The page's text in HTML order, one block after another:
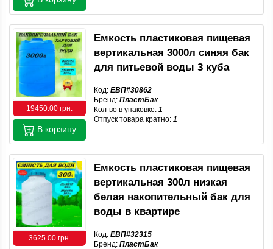
19450.00 грн.
Емкость пластиковая пищевая
вертикальная 3000л синяя бак
для питьевой воды 3 куба
Код: ЕВП#30862
Бренд: ПластБак
Кол-во в упаковке: 1
Отпуск товара кратно: 1
В корзину
3625.00 грн.
Емкость пластиковая пищевая
вертикальная 300л низкая
белая накопительный бак для
воды в квартире
Код: ЕВП#32315
Бренд: ПластБак